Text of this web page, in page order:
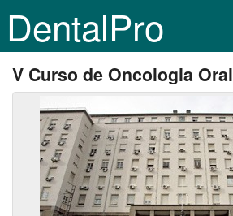
DentalPro
V Curso de Oncologia Oral